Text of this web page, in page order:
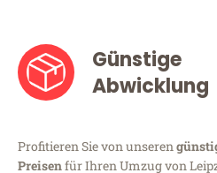
Günstige
Abwicklung
Profitieren Sie von unseren
Preisenfür Ihren Umzug von